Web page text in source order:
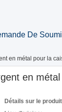
De
en métal pour la
en
Détails sur le